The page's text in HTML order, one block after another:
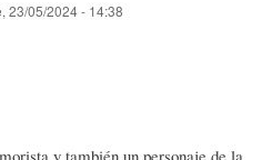
23/05/2024 - 14:38
y también un personaje de la